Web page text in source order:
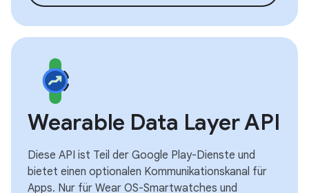
Wearable Data Layer API
Diese API ist Teil der Google Play-Dienste und
bietet einen optionalen Kommunikationskanal für
Apps. Nur für Wear OS-Smartwatches und